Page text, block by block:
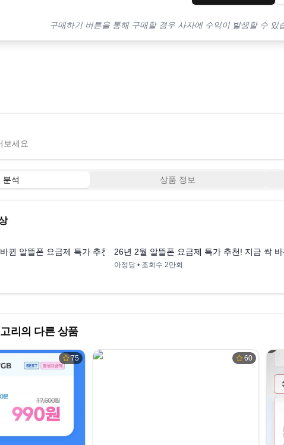
구매하기 버튼을 통해 구매할 경우 사자에 수익이 발생할 수 있
보세요
분석 상품 정보
뀐 알뜰폰 요금제 특가 추천! 놓치면 무조건 손해 (아이즈 티플러스 프리티
26년 2월 알뜰폰 요금제 특가 추천! 지금 싹
아정당 • 조회수 2만회
리의 다른 상품
75 60